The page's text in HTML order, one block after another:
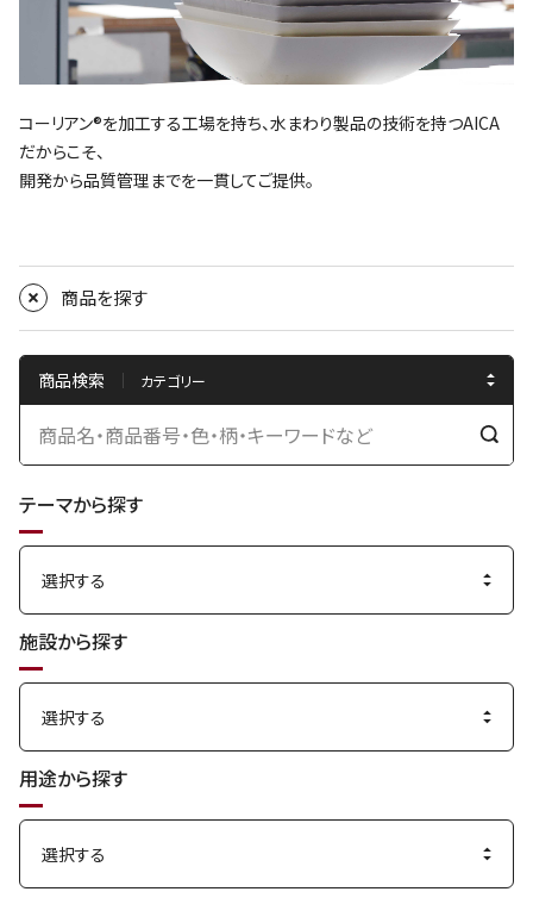
コーリアン®を加工する工場を持ち、水まわり製品の技術を持つAICA
だからこそ、
開発から品質管理までを一貫してご提供。
商品を探す
商品検索
検
テーマから探す
施設から探す
用途から探す